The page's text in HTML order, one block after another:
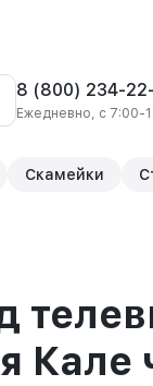
8 (800) 234-
Ежедневно, с 7:00-
Скамейки
Кале